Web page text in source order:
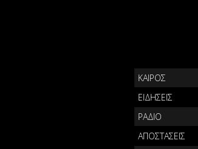
ΚΑΙΡΟΣ
ΕΙΔΗΣΕΙΣ
ΡΑΔΙΟ
ΑΠΟΣΤΑΣΕΙΣ